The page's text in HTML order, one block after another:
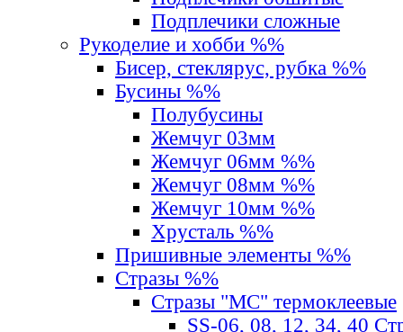
Подплечики сложные
Рукоделие и хобби %%
Бисер, стеклярус, рубка %%
Бусины %%
Полубусины
Жемчуг 03мм
Жемчуг 06мм %%
Жемчуг 08мм %%
Жемчуг 10мм %%
Хрусталь %%
Пришивные элементы %%
Стразы %%
Стразы "MС" термоклеевые
SS-06, 08, 12, 34, 40